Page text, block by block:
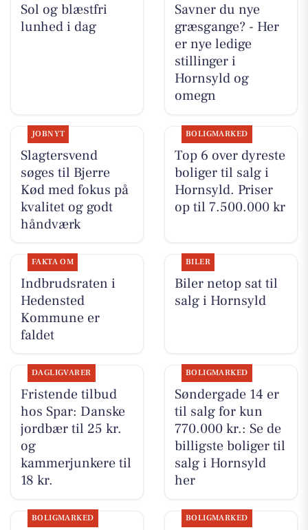
Sol og blæstfri
lunhed i dag
Savner du nye
græsgange? - Her
er nye ledige
stillinger i
Hornsyld og
omegn
JOBNYT
Slagtersvend
søges til Bjerre
Kød med fokus på
kvalitet og godt
håndværk
BOLIGMARKED
Top 6 over dyreste
boliger til salg i
Hornsyld. Priser
op til 7.500.000 kr
FAKTA OM
Indbrudsraten i
Hedensted
Kommune er
faldet
BILER
Biler netop sat til
salg i Hornsyld
DAGLIGVARER
Fristende tilbud
hos Spar: Danske
jordbær til 25 kr.
og
kammerjunkere til
18 kr.
BOLIGMARKED
Søndergade 14 er
til salg for kun
770.000 kr.: Se de
billigste boliger til
salg i Hornsyld
her
BOLIGMARKED BOLIGMARKED